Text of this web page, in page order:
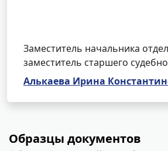
Заместитель начальника
заместитель старшего
Алькаева Ирина
Образцы документов